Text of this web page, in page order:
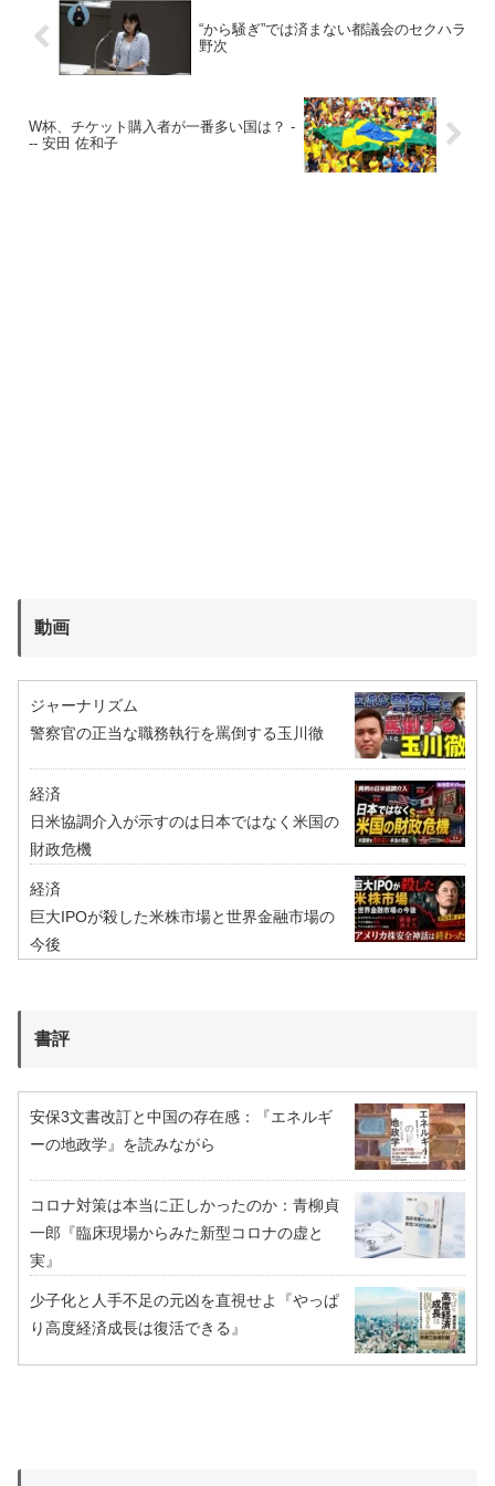
“から騒ぎ”では済まない都議会のセクハラ
野次
W杯、チケット購入者が一番多い国は？ -
-- 安田 佐和子
動画
ジャーナリズム
警察官の正当な職務執行を罵倒する玉川徹
経済
日米協調介入が示すのは日本ではなく米国の
財政危機
経済
巨大IPOが殺した米株市場と世界金融市場の
今後
書評
安保3文書改訂と中国の存在感：『エネルギ
ーの地政学』を読みながら
コロナ対策は本当に正しかったのか：青柳貞
一郎『臨床現場からみた新型コロナの虚と
実』
少子化と人手不足の元凶を直視せよ『やっぱ
り高度経済成長は復活できる』